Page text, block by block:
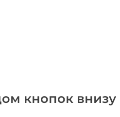
кнопок внизу